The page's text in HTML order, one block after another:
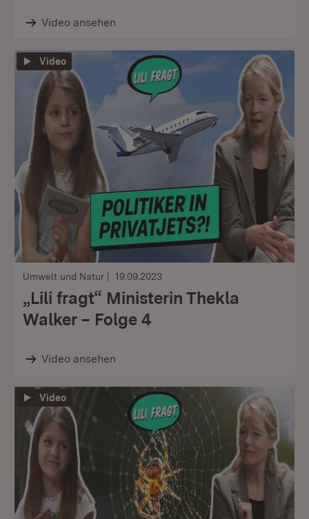
Video ansehen
Video
Umwelt und Natur 19.09.2023
„Lili fragt“ Ministerin Thekla
Walker – Folge 4
Video ansehen
Video